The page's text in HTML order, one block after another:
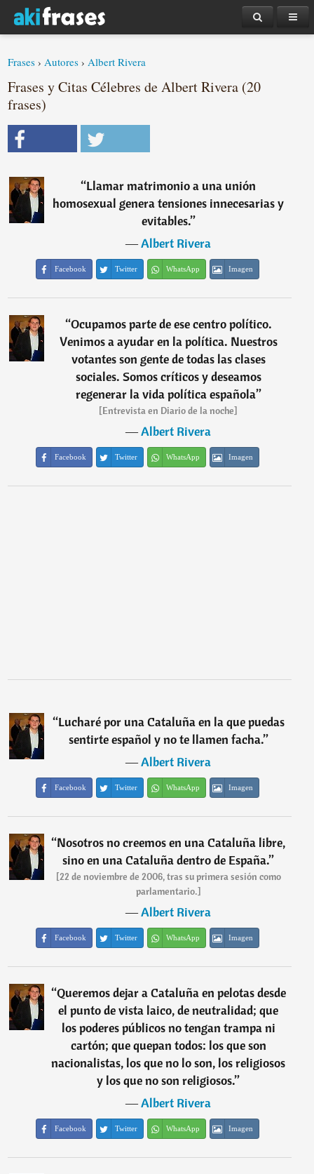
Frases ›Autores ›Albert Rivera
Frases y Citas Célebres de Albert Rivera (20
frases)
“Llamar matrimonio a una unión
homosexual genera tensiones innecesarias y
evitables.”
―Albert Rivera
Facebook Twitter WhatsApp Imagen
“Ocupamos parte de ese centro político.
Venimos a ayudar en la política. Nuestros
votantes son gente de todas las clases
sociales. Somos críticos y deseamos
regenerar la vida política española”
[Entrevista en Diario de la noche]
―Albert Rivera
Facebook Twitter WhatsApp Imagen
“Lucharé por una Cataluña en la que puedas
sentirte español y no te llamen facha.”
―Albert Rivera
Facebook Twitter WhatsApp Imagen
“Nosotros no creemos en una Cataluña libre,
sino en una Cataluña dentro de España.”
[22 de noviembre de 2006, tras su primera sesión como
parlamentario.]
―Albert Rivera
Facebook Twitter WhatsApp Imagen
“Queremos dejar a Cataluña en pelotas desde
el punto de vista laico, de neutralidad; que
los poderes públicos no tengan trampa ni
cartón; que quepan todos: los que son
nacionalistas, los que no lo son, los religiosos
y los que no son religiosos.”
―Albert Rivera
Facebook Twitter WhatsApp Imagen